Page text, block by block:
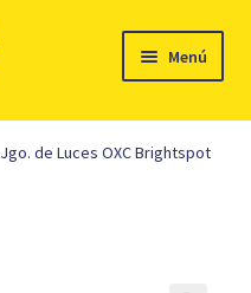
Menú
Jgo. de Luces OXC Brightspot